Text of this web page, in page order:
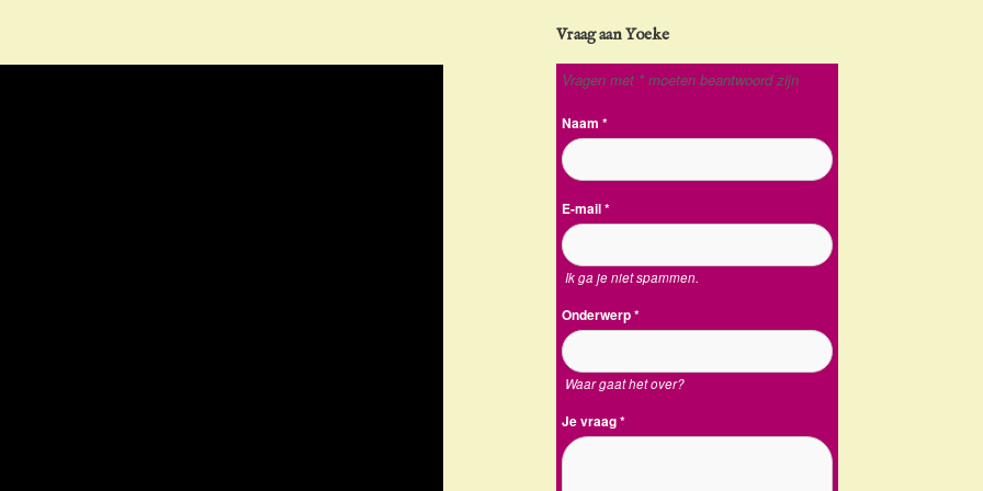
Vraag aan Yoeke
Vragen met * moeten beantwoord zijn
Naam*
E-mail*
Ik ga je niet spammen.
Onderwerp*
Waar gaat het over?
Je vraag*